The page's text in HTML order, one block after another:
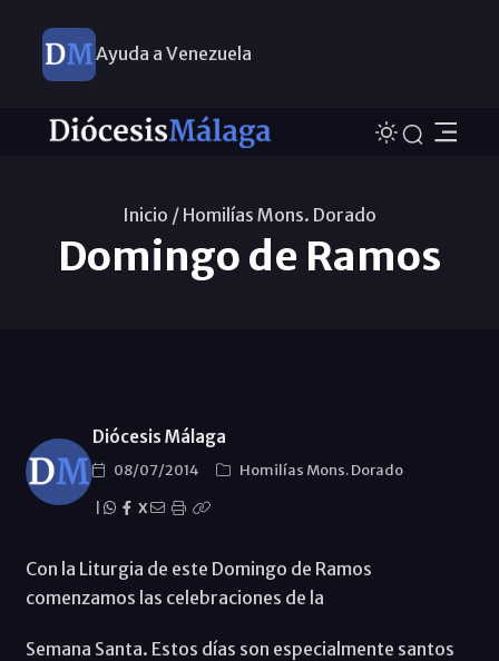
Ayuda a Venezuela
Nuevos nombramientos
Inicio / Homilías Mons. Dorado
Domingo de Ramos
Diócesis Málaga
08/07/2014
Homilías Mons. Dorado
X
Con la Liturgia de este Domingo de Ramos
comenzamos las celebraciones de la
Semana Santa. Estos días son especialmente santos